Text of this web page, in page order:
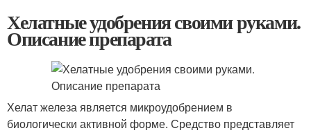
Хелатные удобрения своими руками.
Описание препарата
Хелат железа является микроудобрением в
биологически активной форме. Средство представляет